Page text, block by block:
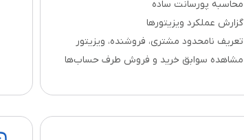
محاسبه پورسانت ساده
گزارش عملکرد ویزیتورها
تعریف نامحدود مشتری، فروشنده، ویزیتور
مشاهده سوابق خرید و فروش طرف حساب‌ها